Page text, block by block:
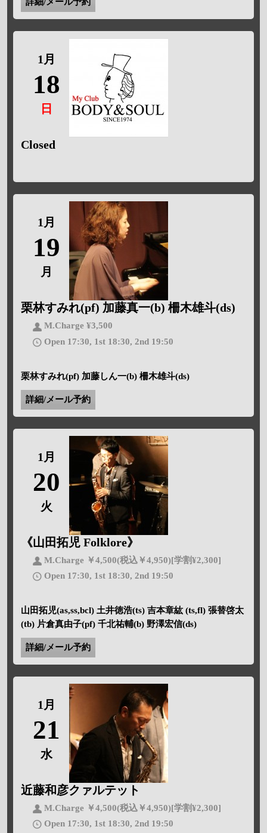
1月
18
日
Closed
1月
19
月
栗林すみれ(pf) 加藤真一(b) 柵木雄斗(ds)
M.Charge ¥3,500
Open 17:30, 1st 18:30, 2nd 19:50
栗林すみれ(pf) 加藤しん一(b) 柵木雄斗(ds)
詳細/メール予約
1月
20
火
《山田拓児 Folklore》
M.Charge ￥4,500(税込￥4,950)[学割¥2,300]
Open 17:30, 1st 18:30, 2nd 19:50
山田拓児(as,ss,bcl) 土井徳浩(ts) 吉本章紘 (ts,fl) 張替啓太
(tb) 片倉真由子(pf) 千北祐輔(b) 野澤宏信(ds)
詳細/メール予約
1月
21
水
近藤和彦クァルテット
M.Charge ￥4,500(税込￥4,950)[学割¥2,300]
Open 17:30, 1st 18:30, 2nd 19:50